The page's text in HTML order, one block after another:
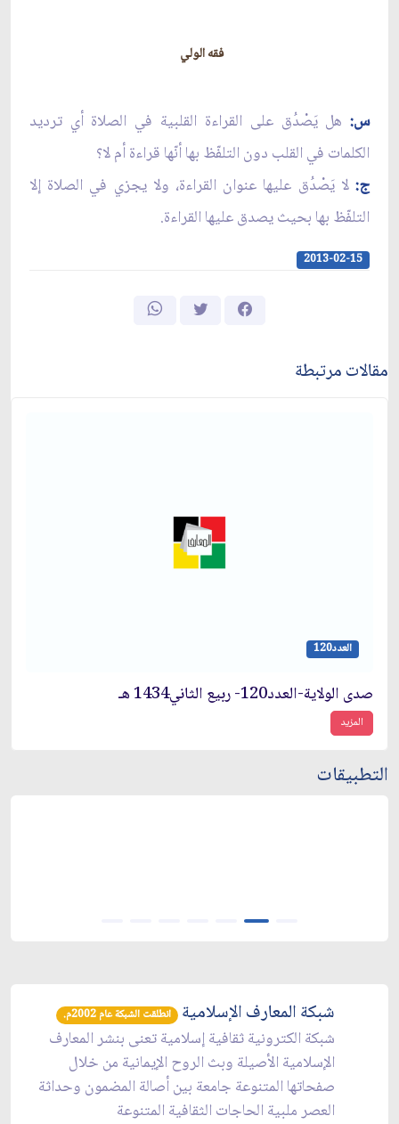
فقه الولي
س: هل يَصْدُق على القراءة القلبية في الصلاة أي ترديد
الكلمات في القلب دون التلفّظ بها أنّها قراءة أم لا؟
ج:لا يَصْدُق عليها عنوان القراءة، ولا يجزي في الصلاة إلا
التلفّظ بها بحيث يصدق عليها القراءة.
2013-02-15
مقالات مرتبطة
العدد120
صدى الولاية-العدد120- ربيع الثاني1434 هـ
المزيد
التطبيقات
شبكة المعارف الإسلامية انطلقت الشبكة عام 2002م.
شبكة الكترونية ثقافية إسلامية تعنى بنشر المعارف
الإسلامية الأصيلة وبث الروح الإيمانية من خلال
صفحاتها المتنوعة جامعة بين أصالة المضمون وحداثة
العصر ملبية الحاجات الثقافية المتنوعة